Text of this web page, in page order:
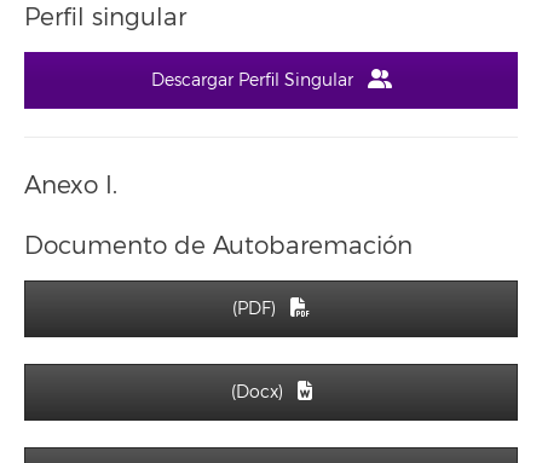
Perfil singular
Descargar Perfil Singular
Anexo I.
Documento de Autobaremación
(PDF)
(Docx)